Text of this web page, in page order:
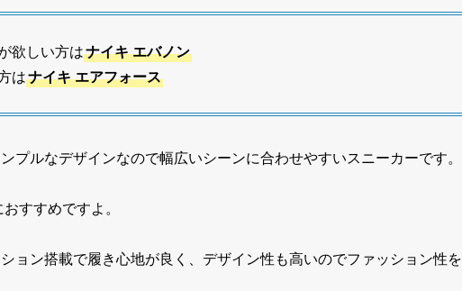
欲しい方はナイキ エバノン
はナイキ エアフォース
プルなデザインなので幅広いシーンに合わせやすいスニーカーです。
おすすめですよ。
ョン搭載で履き心地が良く、デザイン性も高いのでファッション性を